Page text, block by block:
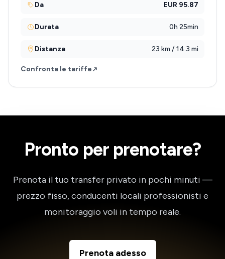
Da EUR 95.87
Durata 0h 25min
Distanza 23 km / 14.3 mi
Confronta le tariffe
Pronto per prenotare?
Prenota il tuo transfer privato in pochi minuti —
prezzo fisso, conducenti locali professionisti e
monitoraggio voli in tempo reale.
Prenota adesso